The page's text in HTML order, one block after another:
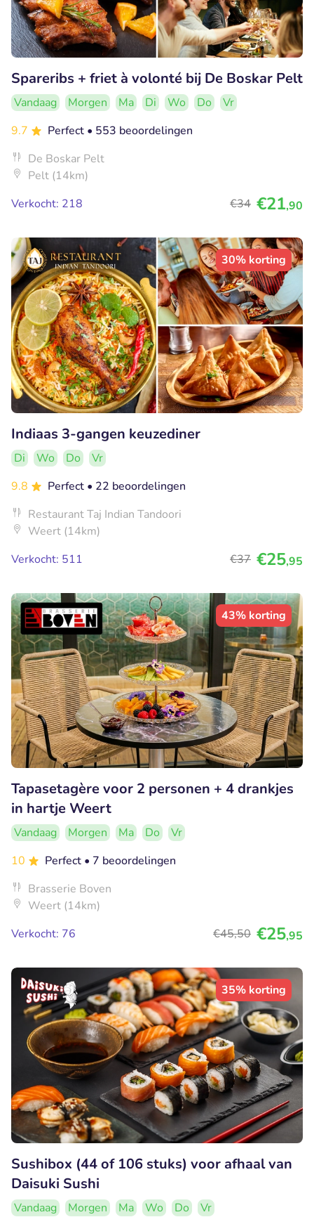
Spareribs + friet à volonté bij De Boskar Pelt
Vandaag Morgen Ma Di Wo Do
Vr
9.7
Perfect • 553 beoordelingen
De Boskar Pelt
Pelt (14km)
Verkocht: 218
€34 €21,90
30% korting
Indiaas 3-gangen keuzediner
Di Wo Do
Vr
9.8
Perfect • 22 beoordelingen
Restaurant Taj Indian Tandoori
Weert (14km)
Verkocht: 511
€37 €25,95
43% korting
Tapasetagère voor 2 personen + 4 drankjes
in hartje Weert
Vandaag Morgen Ma Do
Vr
10
Perfect • 7 beoordelingen
Brasserie Boven
Weert (14km)
Verkocht: 76
€45,50 €25,95
35% korting
Sushibox (44 of 106 stuks) voor afhaal van
Daisuki Sushi
Vandaag Morgen Ma Wo Do Vr